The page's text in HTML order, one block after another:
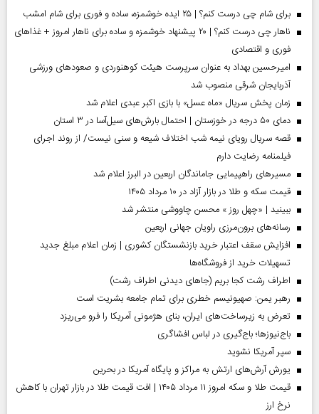
برای شام چی درست کنم؟ | ۲۵ ایده خوشمزه، ساده و فوری برای شام امشب
ناهار چی درست کنم؟ | ۲۰ پیشنهاد خوشمزه و ساده برای ناهار امروز + غذاهای
فوری و اقتصادی
امیرحسین بهداد به عنوان سرپرست هیئت کوهنوردی و صعودهای ورزشی
آذربایجان شرقی منصوب شد
زمان پخش سریال «ماه عسل» با بازی اکبر عبدی اعلام شد
دمای ۵۰ درجه در خوزستان | احتمال بارش‌های سیل‌آسا در ۳ استان
قصه سریال رویای نیمه شب اختلاف شیعه و سنی نیست/ از روند اجرای
فیلمنامه رضایت دارم
مسیر‌های راهپیمایی جاماندگان اربعین در البرز اعلام شد
قیمت سکه و طلا در بازار آزاد در ۱۰ مرداد ۱۴۰۵
ببینید | «چهل روز » محسن چاووشی منتشر شد
رسانه‌های برون‌مرزی راویان جهانی اربعین
افزایش سقف اعتبار خرید بازنشستگان کشوری | زمان اعلام مبلغ جدید
تسهیلات خرید از فروشگاه‌ها
اطراف رشت کجا بریم (جاهای دیدنی اطراف رشت)
رهبر یمن: صهیونیسم خطری برای تمام جامعه بشریت است
تعرض به زیرساخت‌های ایران، بنای هژمونی آمریکا را فرو می‌ریزد
باج‌نیوزها؛ باج‌گیری در لباس افشاگری
سپر آمریکا نشوید
یورش آرش‌های ارتش به مراکز و پایگاه‌ آمریکا در بحرین
قیمت طلا و سکه امروز ۱۱ مرداد ۱۴۰۵ | افت قیمت طلا در بازار تهران با کاهش
نرخ ارز